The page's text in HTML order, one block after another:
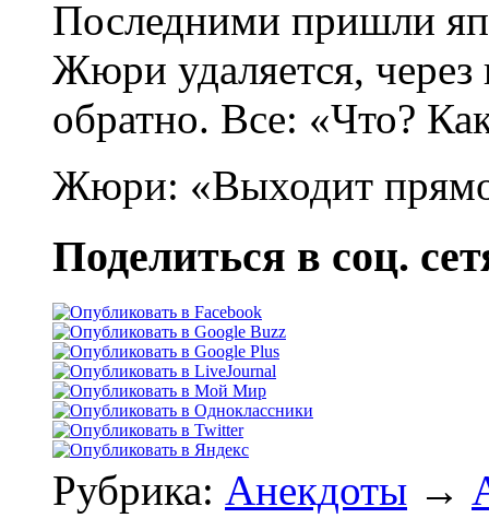
Последними пришли
Жюри удаляется, через
обратно. Все: «Что?
Жюри: «Выходит
Поделиться в соц.
Рубрика: Анекдоты →